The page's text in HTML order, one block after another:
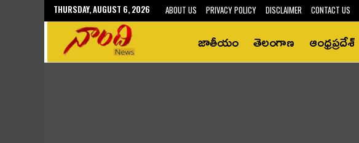
THURSDAY, AUGUST 6, 2026 ABOUT US PRIVACY POLICY DISCLAIMER CONTACT US
జాతీయం తెలంగాణ ఆంధ్రప్రదేశ్‌